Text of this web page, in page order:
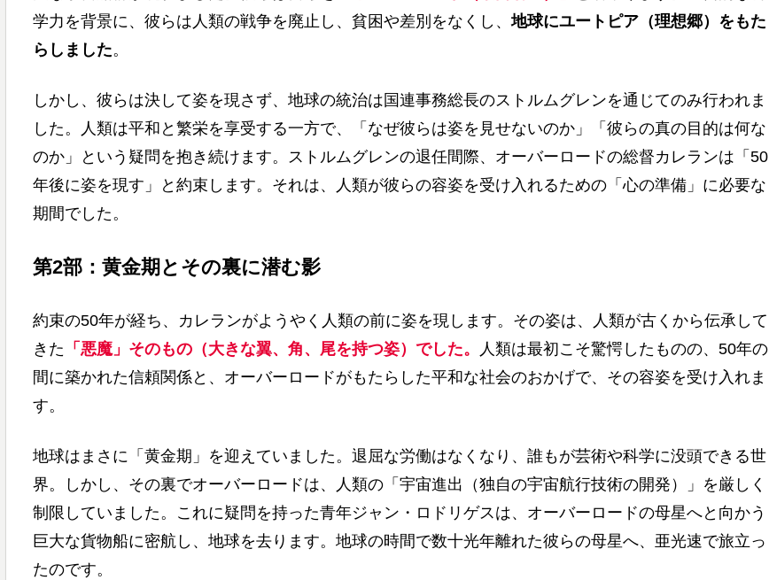
学力を背景に、彼らは人類の戦争を廃止し、貧困や差別をなくし、地球にユートピア（理想郷）をもた
らしました。
しかし、彼らは決して姿を現さず、地球の統治は国連事務総長のストルムグレンを通じてのみ行われま
した。人類は平和と繁栄を享受する一方で、「なぜ彼らは姿を見せないのか」「彼らの真の目的は何な
のか」という疑問を抱き続けます。ストルムグレンの退任間際、オーバーロードの総督カレランは「50
年後に姿を現す」と約束します。それは、人類が彼らの容姿を受け入れるための「心の準備」に必要な
期間でした。
第2部：黄金期とその裏に潜む影
約束の50年が経ち、カレランがようやく人類の前に姿を現します。その姿は、人類が古くから伝承して
きた 「悪魔」そのもの（大きな翼、角、尾を持つ姿）でした。
人類は最初こそ驚愕したものの、50年の
間に築かれた信頼関係と、オーバーロードがもたらした平和な社会のおかげで、その容姿を受け入れま
す。
地球はまさに「黄金期」を迎えていました。退屈な労働はなくなり、誰もが芸術や科学に没頭できる世
界。しかし、その裏でオーバーロードは、人類の「宇宙進出（独自の宇宙航行技術の開発）」を厳しく
制限していました。これに疑問を持った青年ジャン・ロドリゲスは、オーバーロードの母星へと向かう
巨大な貨物船に密航し、地球を去ります。地球の時間で数十光年離れた彼らの母星へ、亜光速で旅立っ
たのです。